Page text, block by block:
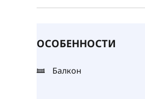
ОСОБЕННОСТИ
Балкон